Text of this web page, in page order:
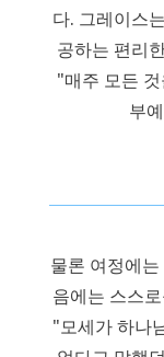
다. 그레이스
공하는 편리
"매주 모든
부
물론 여정에
음에는 스스
"모세가 하나